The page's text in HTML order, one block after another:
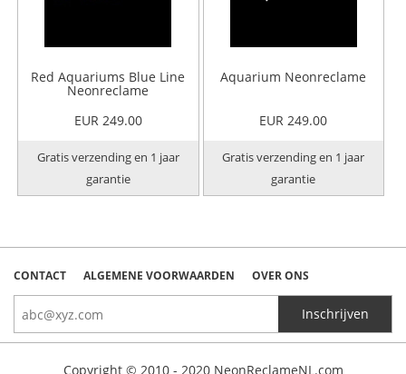
Red Aquariums Blue Line
Neonreclame
EUR 249.00
Gratis verzending en 1 jaar
garantie
Aquarium Neonreclame
EUR 249.00
Gratis verzending en 1 jaar
garantie
CONTACT ALGEMENE VOORWAARDEN OVER ONS
Copyright © 2010 - 2020 NeonReclameNL.com